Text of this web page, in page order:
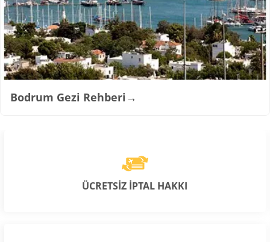
Bodrum Gezi Rehberi→
ÜCRETSİZ İPTAL HAKKI